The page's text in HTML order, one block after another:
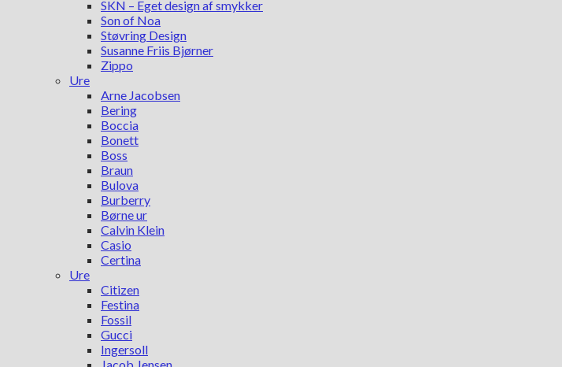
SKN – Eget design af smykker
Son of Noa
Støvring Design
Susanne Friis Bjørner
Zippo
Ure
Arne Jacobsen
Bering
Boccia
Bonett
Boss
Braun
Bulova
Burberry
Børne ur
Calvin Klein
Casio
Certina
Ure
Citizen
Festina
Fossil
Gucci
Ingersoll